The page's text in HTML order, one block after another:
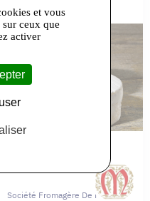
Société Fromagère De Meaux
et vous
ceux que
activer